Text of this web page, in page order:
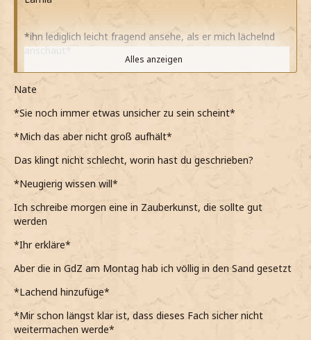
*ihn lediglich leicht fragend ansehe, als er mich lächelnd
anschaut*
*es nach den ganzen Ereignissen nichtmal schaffe sein
Lächeln zu erwidern, auch wenn eigentlich im Allgemeinen
*noch hinzufüge*
U-Und bei d-dir?
*als er von den Ferien spricht, sich heftig was in mir
Hogwarts verbracht hatte*
*im Leben nicht zu meiner Tante gehen würde, die mich
sehr hasst*
Alles anzeigen
Nate
*Sie noch immer etwas unsicher zu sein scheint*
*Mich das aber nicht groß aufhält*
Das klingt nicht schlecht, worin hast du geschrieben?
*Neugierig wissen will*
Ich schreibe morgen eine in Zauberkunst, die sollte gut
werden
*Ihr erkläre*
Aber die in GdZ am Montag hab ich völlig in den Sand gesetzt
*Lachend hinzufüge*
*Mir schon längst klar ist, dass dieses Fach sicher nicht
weitermachen werde*